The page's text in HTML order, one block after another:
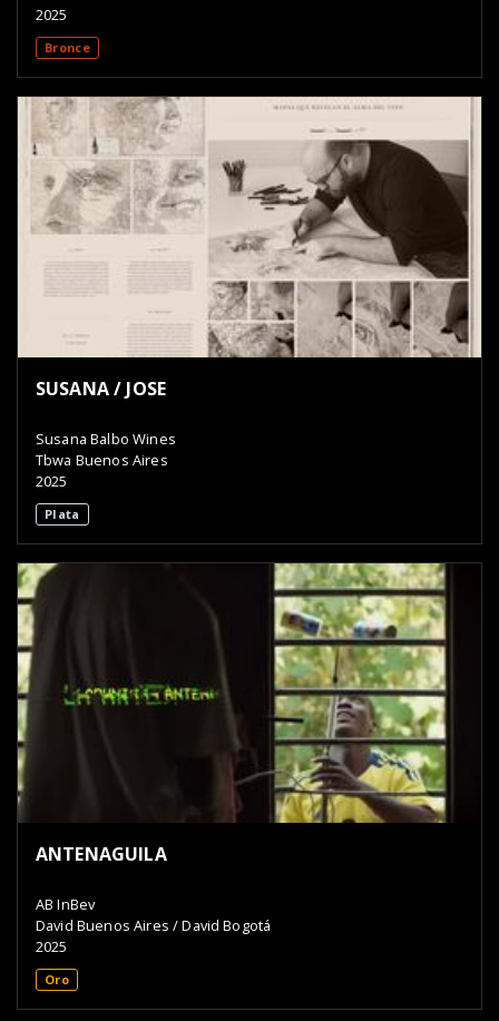
2025
Bronce
SUSANA / JOSE
Susana Balbo Wines
Tbwa Buenos Aires
2025
Plata
ANTENAGUILA
AB InBev
David Buenos Aires / David Bogotá
2025
Oro